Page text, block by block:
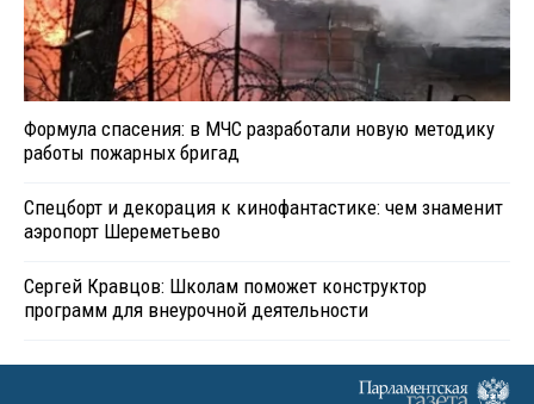
Формула спасения: в МЧС разработали новую методику
работы пожарных бригад
Спецборт и декорация к кинофантастике: чем знаменит
аэропорт Шереметьево
Сергей Кравцов: Школам поможет конструктор
программ для внеурочной деятельности